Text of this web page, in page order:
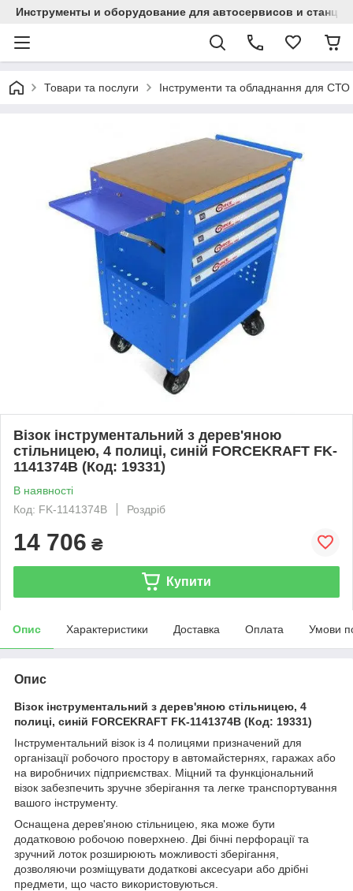
Инструменты и оборудование для автосервисов и
Товари та послуги Інструменти та обладнання для СТО
Візок інструментальний з дерев'яною
стільницею, 4 полиці, синій FORCEKRAFT FK-
1141374B (Код: 19331)
В наявності
Код: FK-1141374B
Роздріб
14 706 ₴
Купити
Опис Характеристики Доставка Оплата Умови
Опис
Візок інструментальний з дерев'яною стільницею, 4
полиці, синій FORCEKRAFT FK-1141374B (Код: 19331)
Інструментальний візок із 4 полицями призначений для
організації робочого простору в автомайстернях, гаражах або
на виробничих підприємствах. Міцний та функціональний
візок забезпечить зручне зберігання та легке транспортування
вашого інструменту.
Оснащена дерев'яною стільницею, яка може бути
додатковою робочою поверхнею. Дві бічні перфорації та
зручний лоток розширюють можливості зберігання,
дозволяючи розміщувати додаткові аксесуари або дрібні
предмети, що часто використовуються.